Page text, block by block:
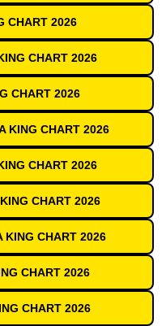
CHART 2026
CHART 2026
CHART 2026
KING CHART 2026
CHART 2026
CHART 2026
KING CHART 2026
CHART 2026
CHART 2026